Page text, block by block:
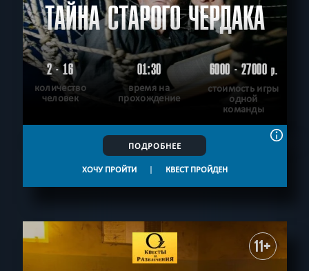
ТАЙНА СТАРОГО ЧЕРДАКА
2 - 16
количество
человек
01:30
время на
прохождение
6000 - 27000р.
стоимость игры
одной
команды
ПОДРОБНЕЕ
ХОЧУ ПРОЙТИ | КВЕСТ ПРОЙДЕН
11+